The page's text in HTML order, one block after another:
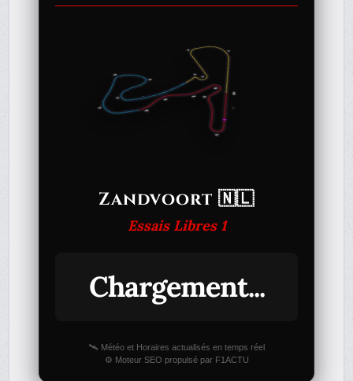
Zandvoort 🇳🇱
Essais Libres 1
Chargement...
🛰️ Météo et Horaires actualisés en temps réel
⚙️ Moteur SEO propulsé par F1ACTU